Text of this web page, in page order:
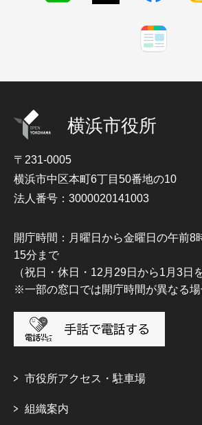
横浜市役所
〒231-0005
横浜市中区本町6丁目50番地の10
法人番号：3000020141003
開庁時間：月曜日から金曜日の午前8
15分まで
（祝日・休日・12月29日から1月3日
※一部の窓口では開庁時間が異なる
市役所アクセス・駐車場
組織案内